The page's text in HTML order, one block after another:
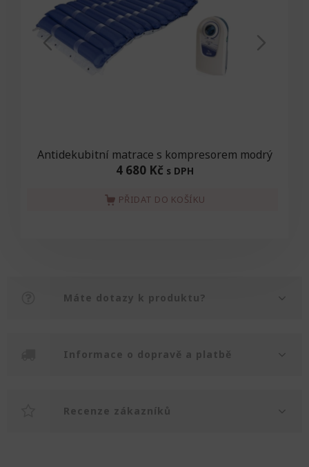
Antidekubitní matrace s kompresorem modrý
4 680 Kč s DPH
PŘIDAT DO KOŠÍKU
Máte dotazy k produktu?
Informace o dopravě a platbě
Recenze zákazníků